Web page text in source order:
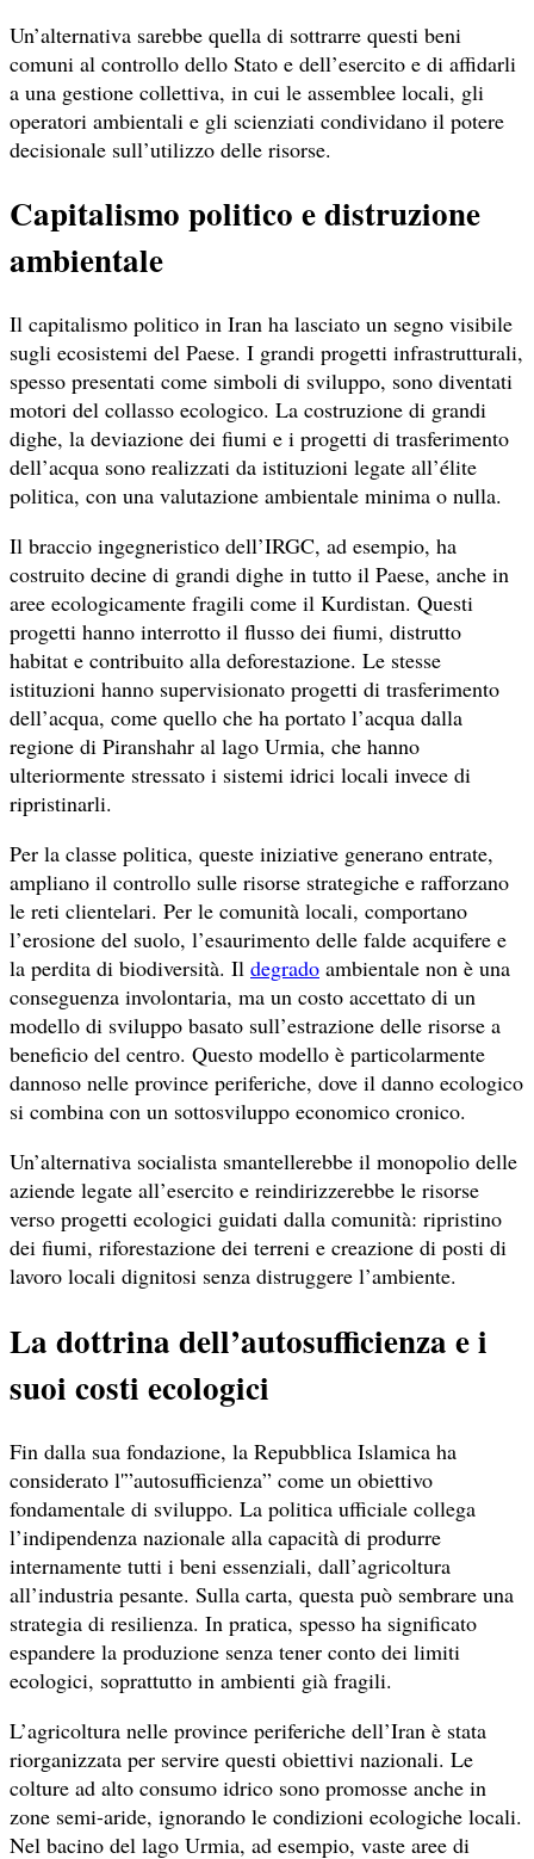
Un’alternativa sarebbe quella di sottrarre questi beni
comuni al controllo dello Stato e dell’esercito e di affidarli
a una gestione collettiva, in cui le assemblee locali, gli
operatori ambientali e gli scienziati condividano il potere
decisionale sull’utilizzo delle risorse.
Capitalismo politico e distruzione
ambientale
Il capitalismo politico in Iran ha lasciato un segno visibile
sugli ecosistemi del Paese. I grandi progetti infrastrutturali,
spesso presentati come simboli di sviluppo, sono diventati
motori del collasso ecologico. La costruzione di grandi
dighe, la deviazione dei fiumi e i progetti di trasferimento
dell’acqua sono realizzati da istituzioni legate all’élite
politica, con una valutazione ambientale minima o nulla.
Il braccio ingegneristico dell’IRGC, ad esempio, ha
costruito decine di grandi dighe in tutto il Paese, anche in
aree ecologicamente fragili come il Kurdistan. Questi
progetti hanno interrotto il flusso dei fiumi, distrutto
habitat e contribuito alla deforestazione. Le stesse
istituzioni hanno supervisionato progetti di trasferimento
dell’acqua, come quello che ha portato l’acqua dalla
regione di Piranshahr al lago Urmia, che hanno
ulteriormente stressato i sistemi idrici locali invece di
ripristinarli.
Per la classe politica, queste iniziative generano entrate,
ampliano il controllo sulle risorse strategiche e rafforzano
le reti clientelari. Per le comunità locali, comportano
l’erosione del suolo, l’esaurimento delle falde acquifere e
la perdita di biodiversità. Il degrado ambientale non è una
conseguenza involontaria, ma un costo accettato di un
modello di sviluppo basato sull’estrazione delle risorse a
beneficio del centro. Questo modello è particolarmente
dannoso nelle province periferiche, dove il danno ecologico
si combina con un sottosviluppo economico cronico.
Un’alternativa socialista smantellerebbe il monopolio delle
aziende legate all’esercito e reindirizzerebbe le risorse
verso progetti ecologici guidati dalla comunità: ripristino
dei fiumi, riforestazione dei terreni e creazione di posti di
lavoro locali dignitosi senza distruggere l’ambiente.
La dottrina dell’autosufficienza e i
suoi costi ecologici
Fin dalla sua fondazione, la Repubblica Islamica ha
considerato l'”autosufficienza” come un obiettivo
fondamentale di sviluppo. La politica ufficiale collega
l’indipendenza nazionale alla capacità di produrre
internamente tutti i beni essenziali, dall’agricoltura
all’industria pesante. Sulla carta, questa può sembrare una
strategia di resilienza. In pratica, spesso ha significato
espandere la produzione senza tener conto dei limiti
ecologici, soprattutto in ambienti già fragili.
L’agricoltura nelle province periferiche dell’Iran è stata
riorganizzata per servire questi obiettivi nazionali. Le
colture ad alto consumo idrico sono promosse anche in
zone semi-aride, ignorando le condizioni ecologiche locali.
Nel bacino del lago Urmia, ad esempio, vaste aree di